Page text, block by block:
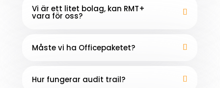
Vi är ett litet bolag, kan RMT+
vara för oss?
Måste vi ha Officepaketet?
Hur fungerar audit trail?